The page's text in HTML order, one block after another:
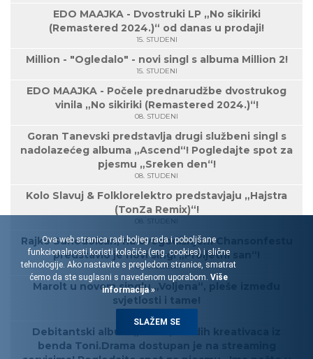
EDO MAAJKA - Dvostruki LP „No sikiriki
(Remastered 2024.)“ od danas u prodaji!
15. STUDENI
Million - "Ogledalo" - novi singl s albuma Million 2!
15. STUDENI
EDO MAAJKA - Počele prednarudžbe dvostrukog
vinila „No sikiriki (Remastered 2024.)“!
08. STUDENI
Goran Tanevski predstavlja drugi službeni singl s
nadolazećeg albuma „Ascend“! Pogledajte spot za
pjesmu „Sreken den“!
08. STUDENI
Kolo Slavuj & Folklorelektro predstavjaju „Hajstra
(TonZa Remix)“!
08. STUDENI
Rajko Suhodolčan, na ovogodišnjem Chansonfestu
predstavio je novi singl „Proljetni san“!
07. STUDENI
Marolt u novom singlu „Voljena“, pleše između
svjetlosti i tame!
Debitantski album „Vol.2“, mladih kreativaca iz
benda Toni.Drama dostupan je na streaming
Ova web stranica radi boljeg rada i poboljšane
funkcionalnosti koristi kolačiće (eng. cookies) i slične
tehnologije. Ako nastavite s pregledom stranice, smatrat
ćemo da ste suglasni s navedenom uporabom. Više
informacija »
SLAŽEM SE